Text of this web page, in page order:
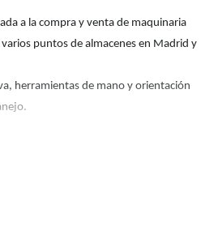
a la compra y venta de maquinaria
puntos de almacenes en Madrid y
herramientas de mano y orientación